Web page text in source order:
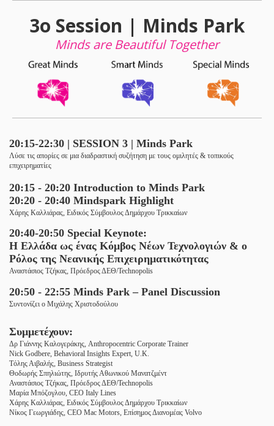
3ο Session | Minds Park
Minds are Beautiful Together
20:15-22:30 | SESSION 3 | Minds Park
Λύσε τις απορίες σε μια διαδραστική συζήτηση με τους ομιλητές & τοπικούς
επιχειρηματίες
20:15 - 20:20 Introduction to Minds Park
20:20 - 20:40 Mindspark Highlight
Xάρης Καλλιάρας, Ειδικός Σύμβουλος Δημάρχου Τρικκαίων
20:40-20:50 Special Keynote:
Η Ελλάδα ως ένας Κόμβος Νέων Τεχνολογιών & ο
Ρόλος της Νεανικής Επιχειρηματικότητας
Αναστάσιος Τζήκας, Πρόεδρος ΔΕΘ/Technopolis
20:50 - 22:55 Minds Park – Panel Discussion
Συντονίζει ο Μιχάλης Χριστοδούλου
Συμμετέχουν:
Δρ Γιάννης Καλογεράκης, Anthropocentric Corporate Trainer
Nick Godbere, Behavioral Insights Expert, U.K.
TόληςΑιβαλής, Business Strategist
Θοδωρής Σπηλιώτης, IδρυτήςΑθωνικού Μανατζμέντ
Αναστάσιος Τζήκας, Πρόεδρος ΔΕΘ/Technopolis
Μαρία Μπόζογλου, CEO Italy Lines
Xάρης Καλλιάρας, Ειδικός Σύμβουλος Δημάρχου Τρικκαίων
Νίκος Γεωργιάδης, CEO Mac Motors, Επίσημος Διανομέας Volvo